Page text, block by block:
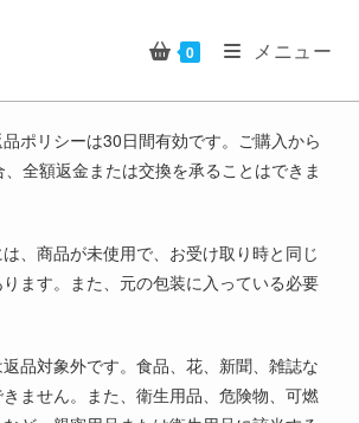
0 メニュー
ポリシーは30日間有効です。ご購入から
全額返金または交換を承ることはできま
、商品が未使用で、お受け取り時と同じ
ます。また、元の包装に入っている必要
品対象外です。食品、花、新聞、雑誌な
ません。また、衛生用品、危険物、可燃